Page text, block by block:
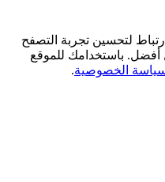
لتحسين تجربة التصفح
باستخدامك للموقع
الخصوصية.